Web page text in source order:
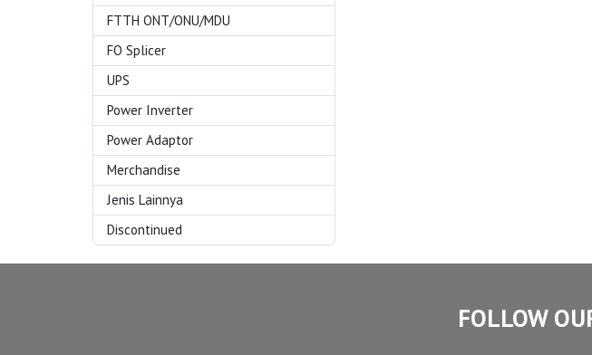
FTTH ONT/ONU/MDU
FO Splicer
UPS
Power Inverter
Power Adaptor
Merchandise
Jenis Lainnya
Discontinued
FOLLOW